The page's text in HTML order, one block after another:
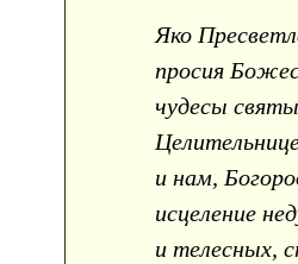
Яко
просия
чудесы
и нам,
исцеление
и телесных,